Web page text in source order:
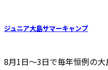
ジュニア大島サマーキャンプ
8月1日〜3日で毎年恒例の